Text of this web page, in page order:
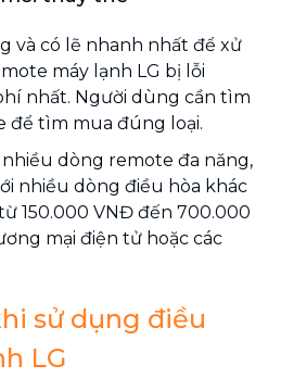
và có lẽ nhanh nhất để xử
máy lạnh LG bị lỗi
nhất. Người dùng cần tìm
để tìm mua đúng loại.
nhiều dòng remote đa năng,
nhiều dòng điều hòa khác
150.000 VNĐ đến 700.000
mại điện tử hoặc các
sử dụng điều
LG